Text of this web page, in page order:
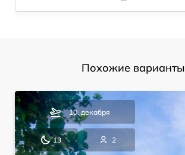
Похожие варианты
10. декабря
13 2